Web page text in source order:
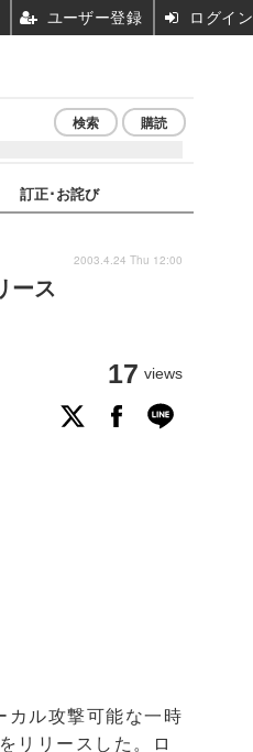
検索 購読
訂正･お詫び
ース
17 views
2003.4.24 Thu 12:00
ル攻撃可能な一時
リリースした。ロ
ユーザー登録 ログイン